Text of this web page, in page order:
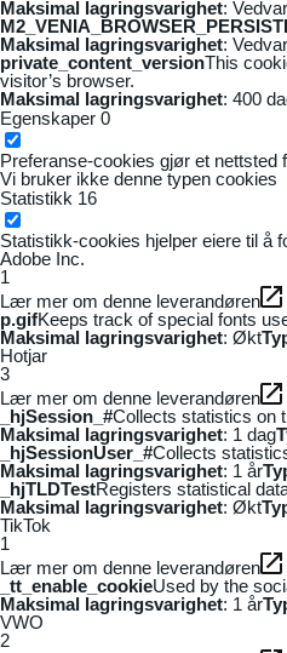
Maksimal lagringsvarighet:
Maksimal lagringsvarighet:
private_content_versionThis
visitor’s browser.
Maksimal lagringsvarighet: 400
Egenskaper 0
Preferanse-cookies gjør et nettsted
Vi bruker ikke denne typen cookies
Statistikk 16
Statistikk-cookies hjelper eiere til å
Adobe Inc.
1
Lær mer om denne leverandøren
p.gifKeeps track of special fonts
Maksimal lagringsvarighet: Økt
Hotjar
3
Lær mer om denne leverandøren
_hjSession_#Collects statistics on
Maksimal lagringsvarighet: 1 dag
_hjSessionUser_#Collects
Maksimal lagringsvarighet: 1 år
_hjTLDTestRegisters statistical
Maksimal lagringsvarighet: Økt
TikTok
1
Lær mer om denne leverandøren
_tt_enable_cookieUsed by the
Maksimal lagringsvarighet: 1 år
VWO
2